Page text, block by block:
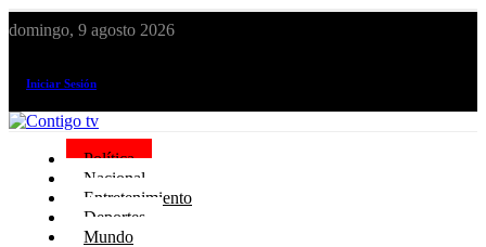
domingo, 9 agosto 2026
Iniciar Sesión
Política
Nacional
Entretenimiento
Deportes
Mundo